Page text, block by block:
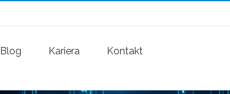
Blog Kariera Kontakt